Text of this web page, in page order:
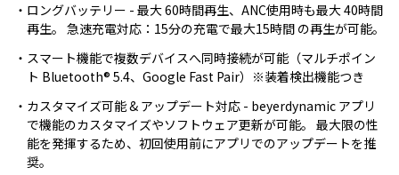
ロングバッテリー - 最大 60時間再生、ANC使用時も最大 40時間
再生。 急速充電対応：15分の充電で最大15時間 の再生が可能。
スマート機能で複数デバイスへ同時接続が可能（マルチポイン
ト Bluetooth® 5.4、Google Fast Pair）※装着検出機能つき
カスタマイズ可能 & アップデート対応 - beyerdynamic アプリ
で機能のカスタマイズやソフトウェア更新が可能。 最大限の性
能を発揮するため、初回使用前にアプリでのアップデートを推
奨。